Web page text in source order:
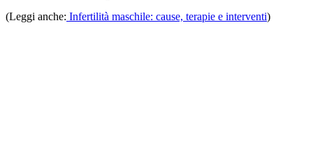
(Leggi anche: Infertilità maschile: cause, terapie e interventi)